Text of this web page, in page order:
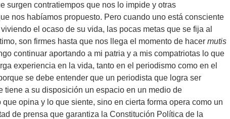
surgen contratiempos que nos lo impide y otras
nos habíamos propuesto. Pero cuando uno está consciente
el ocaso de su vida, las pocas metas que se fija al
son firmes hasta que nos llega el momento de hacer mutis
continuar aportando a mi patria y a mis compatriotas lo que
experiencia en la vida, tanto en el periodismo como en el
se debe entender que un periodista que logra ser
tiene a su disposición un espacio en un medio de
opina y lo que siente, sino en cierta forma opera como un
de prensa que garantiza la Constitución Política de la